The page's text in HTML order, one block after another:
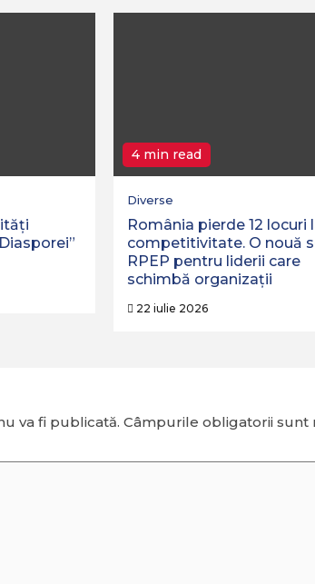
4 min read
Diverse
România pierde 12 locuri
competitivitate. O nouă
RPEP pentru liderii care
schimbă organizații
22 iulie 2026
va fi publicată. Câmpurile obligatorii sunt